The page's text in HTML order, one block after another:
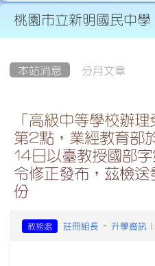
桃園市立新明國民中學
本站消息 分月文章
「高級中等學校辦
第2點，業經教育部
14日以臺教授國部
令修正發布，茲檢
份
教務處 註冊組長 - 升學資訊|